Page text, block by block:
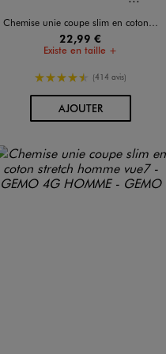
Chemise unie coupe slim en coton stretch homme
22,99 €
Existe en taille +
4.5/5 de moyenne
(414 avis)
AJOUTERAU PANIER